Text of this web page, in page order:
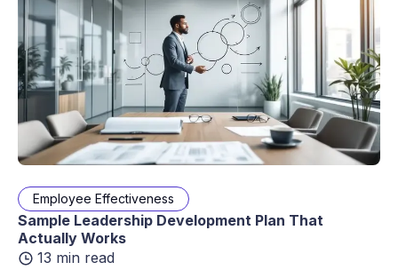
Employee Effectiveness
Sample Leadership Development Plan That
Actually Works
13 min read